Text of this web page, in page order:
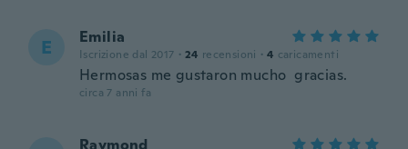
E Emilia
Iscrizione dal 2017 · 24 recensioni · 4 caricamenti
Hermosas me gustaron mucho gracias.
circa 7 anni fa
Raymond